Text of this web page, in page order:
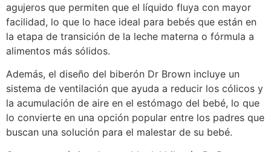
agujeros que permiten que el líquido fluya con mayor
facilidad, lo que lo hace ideal para bebés que están en
la etapa de transición de la leche materna o fórmula a
alimentos más sólidos.
Además, el diseño del biberón Dr Brown incluye un
sistema de ventilación que ayuda a reducir los cólicos y
la acumulación de aire en el estómago del bebé, lo que
lo convierte en una opción popular entre los padres que
buscan una solución para el malestar de su bebé.